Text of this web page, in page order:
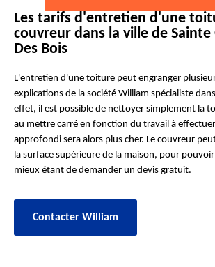
Les tarifs d'entretien d'une
couvreur dans la ville de Sainte
Des Bois
L'entretien d'une toiture peut engranger
explications de la société William spécialiste
effet, il est possible de nettoyer simplement la
au mettre carré en fonction du travail à
approfondi sera alors plus cher. Le couvreur
la surface supérieure de la maison, pour
mieux étant de demander un devis gratuit.
Contacter William